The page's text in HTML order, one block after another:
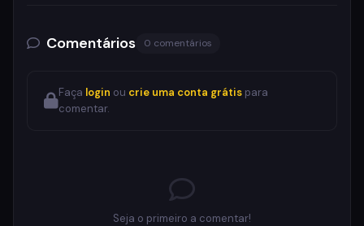
Comentários 0 comentários
Faça login ou crie uma conta grátis para
comentar.
Seja o primeiro a comentar!